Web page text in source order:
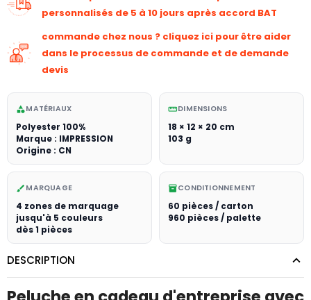
personnalisés de 5 à 10 jours après accord BAT
commande chez nous ? cliquez ici pour être aider
dans le processus de commande et de demande
devis
categoryMATÉRIAUX
Polyester 100%
Marque : IMPRESSION
Origine : CN
straightenDIMENSIONS
18 × 12 × 20 cm
103 g
brush MARQUAGE
4 zones de marquage
jusqu'à 5 couleurs
dès 1 pièces
inventory_2CONDITIONNEMENT
60 pièces / carton
960 pièces / palette
DESCRIPTION